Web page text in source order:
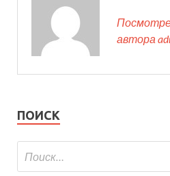
автора
ПОИСК